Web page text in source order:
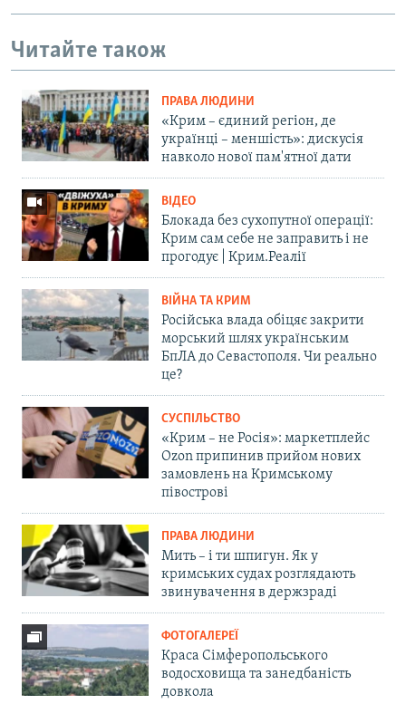
Читайте також
ПРАВА ЛЮДИНИ
«Крим – єдиний регіон, де
українці – меншість»: дискусія
навколо нової пам'ятної дати
ВІДЕО
Блокада без сухопутної операції:
Крим сам себе не заправить і не
прогодує | Крим.Реалії
ВІЙНА ТА КРИМ
Російська влада обіцяє закрити
морський шлях українським
БпЛА до Севастополя. Чи реально
це?
СУСПІЛЬСТВО
«Крим – не Росія»: маркетплейс
Ozon припинив прийом нових
замовлень на Кримському
півострові
ПРАВА ЛЮДИНИ
Мить – і ти шпигун. Як у
кримських судах розглядають
звинувачення в держзраді
ФОТОГАЛЕРЕЇ
Краса Сімферопольського
водосховища та занедбаність
довкола